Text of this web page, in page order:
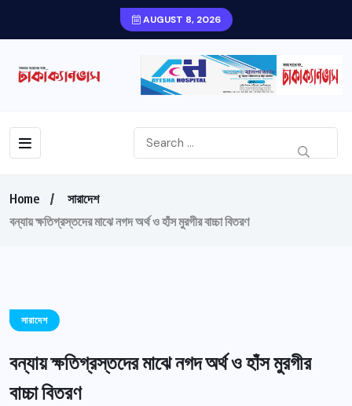
AUGUST 8, 2026
Home
সারাদেশ
বন্যায় ক্ষতিগ্রস্তদের মাঝে নগদ অর্থ ও হাঁস মুরগীর বাচ্চা বিতরণ
সারাদেশ
বন্যায় ক্ষতিগ্রস্তদের মাঝে নগদ অর্থ ও হাঁস মুরগীর
বাচ্চা বিতরণ